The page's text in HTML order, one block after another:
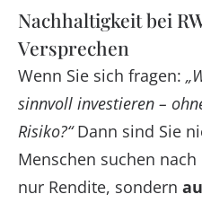
Nachhaltigkeit bei
Versprechen
Wenn Sie sich fragen:
sinnvoll investieren –
Risiko?“Dann sind Sie
Menschen suchen nach
nur Rendite, sondern